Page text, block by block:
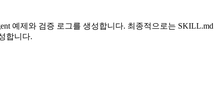
예제와 검증 로그를 생성합니다. 최종적으로는 SKILL.md
합니다.